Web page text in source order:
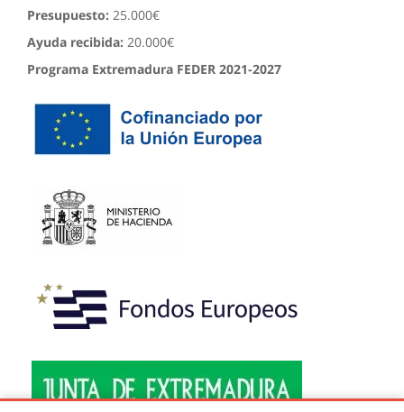
Presupuesto: 25.000€
Ayuda recibida: 20.000€
Programa Extremadura FEDER 2021-2027